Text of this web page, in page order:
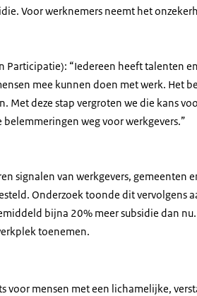
Voor werknemers neemt het
Participatie): “Iedereen heeft talenten
mee kunnen doen met werk. Het
Met deze stap vergroten we die kans
weg voor werkgevers.”
signalen van werkgevers, gemeenten
Onderzoek toonde dit vervolgens
bijna 20% meer subsidie dan
toenemen.
voor mensen met een lichamelijke,